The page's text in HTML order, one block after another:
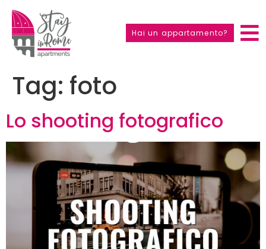
Hai un appartamento?
Tag: foto
Lo shooting fotografico